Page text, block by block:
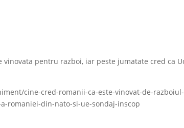
vinovata pentru razboi, iar peste jumatate cred ca
cine-cred-romanii-ca-este-vinovat-de-
romaniei-din-nato-si-ue-sondaj-inscop